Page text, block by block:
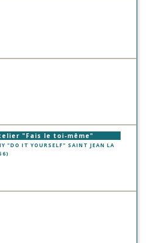
"Fais le toi-même"
"DO IT YOURSELF" SAINT JEAN LA